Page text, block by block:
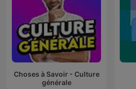
Choses à Savoir - Culture
générale